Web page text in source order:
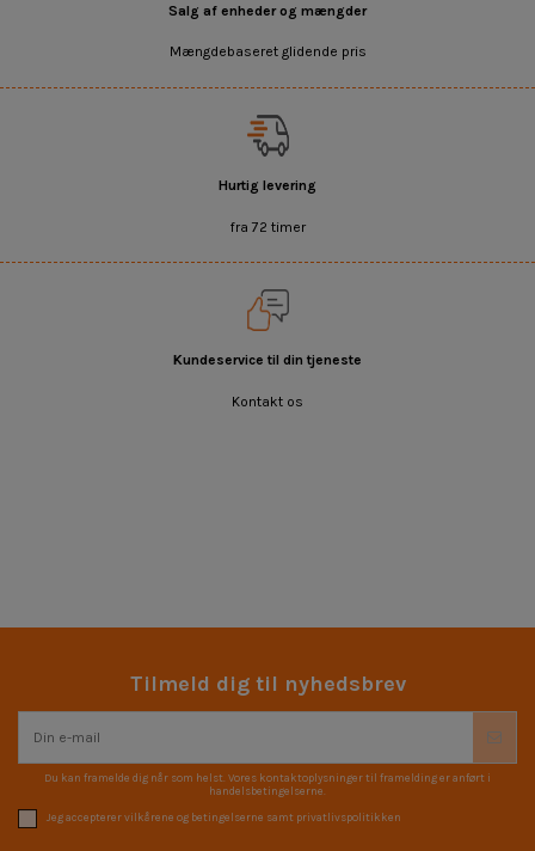
Salg af enheder og mængder
Mængdebaseret glidende pris
Hurtig levering
fra 72 timer
Kundeservice til din tjeneste
Kontakt os
Tilmeld dig til nyhedsbrev
Du kan framelde dig når som helst. Vores kontaktoplysninger til framelding er anført i
handelsbetingelserne.
Jeg accepterer vilkårene og betingelserne samt privatlivspolitikken